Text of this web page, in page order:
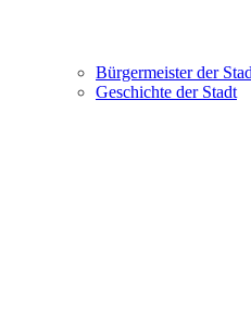
Bürgermeister der
Geschichte der Stadt